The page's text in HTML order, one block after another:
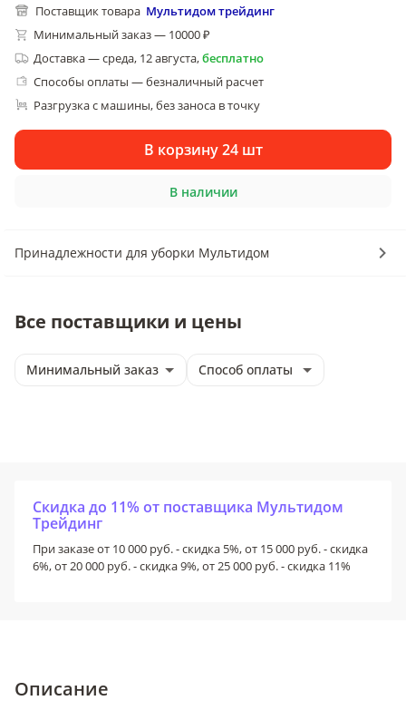
Поставщик товара Мультидом трейдинг
Минимальный заказ — 10000 ₽
Доставка—среда, 12 августа,бесплатно
Способы оплаты — безналичный расчет
Разгрузка с машины, без заноса в точку
В корзину 24 шт
В наличии
Принадлежности для уборки Мультидом
Все поставщики и цены
Минимальный заказ Способ оплаты
Скидка до 11% от поставщика Мультидом
Трейдинг
При заказе от 10 000 руб. - скидка 5%, от 15 000 руб. - скидка
6%, от 20 000 руб. - скидка 9%, от 25 000 руб. - скидка 11%
Описание